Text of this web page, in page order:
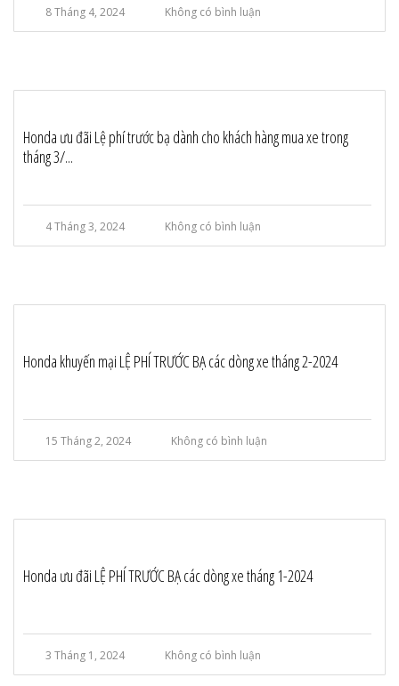
8 Tháng 4, 2024 Không có bình luận
Honda ưu đãi Lệ phí trước bạ dành cho khách hàng mua xe trong
tháng 3/...
4 Tháng 3, 2024 Không có bình luận
Honda khuyến mại LỆ PHÍ TRƯỚC BẠ các dòng xe tháng 2-2024
15 Tháng 2, 2024 Không có bình luận
Honda ưu đãi LỆ PHÍ TRƯỚC BẠ các dòng xe tháng 1-2024
3 Tháng 1, 2024 Không có bình luận